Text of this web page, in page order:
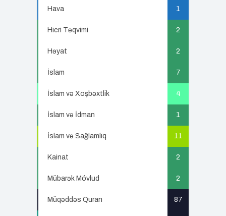
Hava 1
Hicri Təqvimi 2
Həyat 2
İslam 7
İslam və Xoşbəxtlik 4
İslam və İdman 1
İslam və Sağlamlıq 11
Kainat 2
Mübarək Mövlud 2
Müqəddəs Quran 87